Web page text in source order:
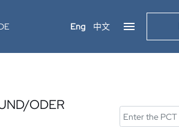
Eng 中文
ODER